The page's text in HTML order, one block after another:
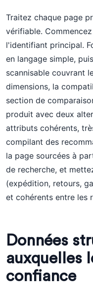
Traitez chaque page
vérifiable.
l'identifiant principal.
en langage simple,
scannisable couvrant
dimensions, la
section de
produit avec deux
attributs cohérents,
compilant des
la page sourcées à
de recherche, et
(expédition, retours,
et cohérents entre les
Données
auxquelles
confiance